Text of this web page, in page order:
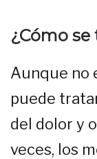
¿Cómo se
Aunque no
puede
del dolor y
veces, los